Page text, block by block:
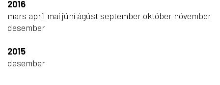
2016
mars apríl maí júní ágúst september október nóvember
desember
2015
desember